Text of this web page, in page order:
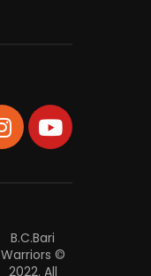
B.C.Bari
Warriors ©
2022. All